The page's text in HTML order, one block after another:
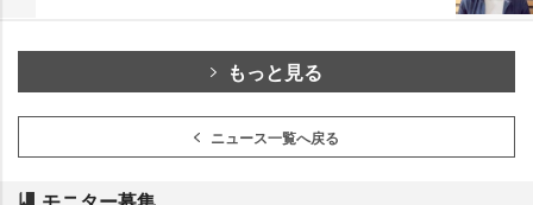
もっと見る
ニュース一覧へ戻る